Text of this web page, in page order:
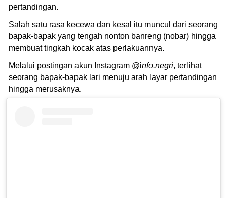
pertandingan.
Salah satu rasa kecewa dan kesal itu muncul dari seorang
bapak-bapak yang tengah nonton banreng (nobar) hingga
membuat tingkah kocak atas perlakuannya.
Melalui postingan akun Instagram @info.negri, terlihat
seorang bapak-bapak lari menuju arah layar pertandingan
hingga merusaknya.